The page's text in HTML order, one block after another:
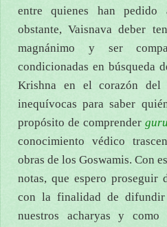
entre quienes han
obstante, Vaisnava deber
magnánimo y ser
condicionadas en búsqueda
Krishna en el corazón del
inequívocas para saber
propósito de comprender
conocimiento védico
obras de los Goswamis. Con
notas, que espero proseguir
con la finalidad de difundir
nuestros acharyas y